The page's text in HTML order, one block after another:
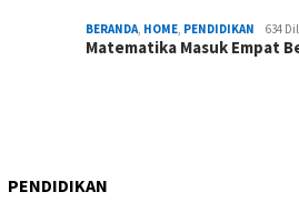
BERANDA, HOME, PENDIDIKAN 634
Matematika Masuk Empat
PENDIDIKAN